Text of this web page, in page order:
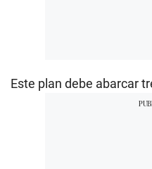
Este plan debe abarcar